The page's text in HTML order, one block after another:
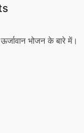
भोजन के बारे में।